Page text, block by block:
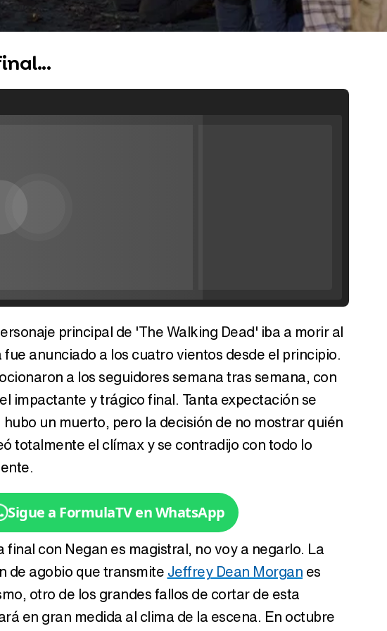
Tráiler de '33 días', la nueva serie de Atresplayer con Julián Villagrán y José Manuel Poga
Tráiler en catalán de 'Ravalear', la nueva serie de HBO Max sobre los fondos buitre
principal de 'The Walking Dead' iba a morir al
anunciado a los cuatro vientos desde el principio.
a los seguidores semana tras semana, con
impactante y trágico final. Tanta expectación se
un muerto, pero la decisión de no mostrar quién
totalmente el clímax y se contradijo con todo lo
Sigue a FormulaTV en WhatsApp
final con Negan es magistral, no voy a negarlo. La
de agobio que transmite Jeffrey Dean Morgan es
otro de los grandes fallos de cortar de esta
en gran medida al clima de la escena. En octubre